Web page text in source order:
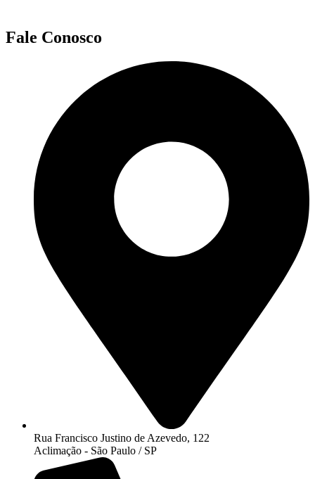
Fale Conosco
Rua Francisco Justino de Azevedo, 122
Aclimação - São Paulo / SP